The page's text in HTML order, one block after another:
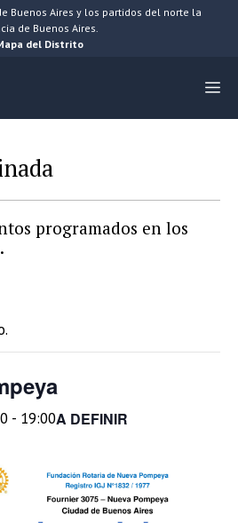
Buenos Aires y los partidos del norte la
de Buenos Aires.
del Distrito
programados en los
- 19:00A DEFINIR